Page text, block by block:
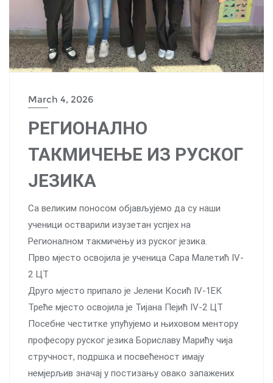
March 4, 2026
РЕГИОНАЛНО
ТАКМИЧЕЊЕ ИЗ РУСКОГ
ЈЕЗИКА
Са великим поносом објављујемо да су наши
ученици остварили изузетан успјех на
Регионалном такмичењу из руског језика.
Прво мјесто освојила је ученица Сара Малетић IV-
2 ЦТ
Друго мјесто припало је Јелени Косић IV-1ЕК
Треће мјесто освојила је Тијана Пејић IV-2 ЦТ
Посебне честитке упућујемо и њиховом ментору
професору руског језика Бориславу Марићу чија
стручност, подршка и посвећеност имају
немјерљив значај у постизању овако запажених